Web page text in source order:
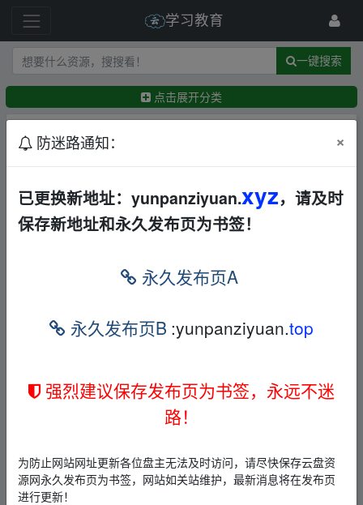
学习教育
一键搜索
点击展开分类
最新 精华
实的社会底层生存实录（29.8MB） 文档 夸克
← frankxxx 17天前
夸克
frankxxx 19天前
【自学课程】 小初高文言文+古诗词类教辅汇总
【3.74GB】 文档 夸克
27步步高政治通用版学生版【1.1GB】 文档 夸克
20天前
（423KB） 文档 夸克
1013892390 20天前
防迷路通知： ×
已更换新地址：yunpanziyuan.xyz，请及时
保存新地址和永久发布页为书签！
永久发布页A
永久发布页B :yunpanziyuan.top
强烈建议保存发布页为书签，永远不迷
路！
为防止网站网址更新各位盘主无法及时访问，请尽快保存云盘资
源网永久发布页为书签，网站如关站维护，最新消息将在发布页
进行更新！